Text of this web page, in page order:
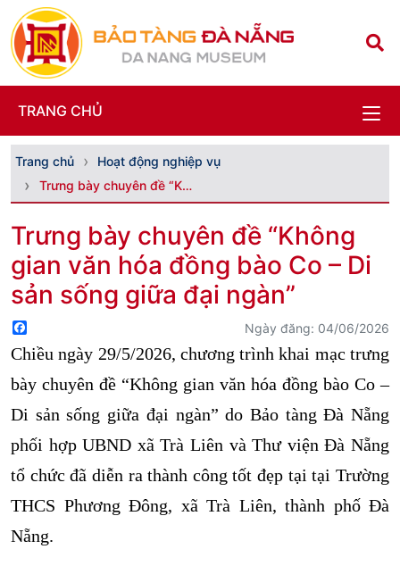
TRANG CHỦ
Trang chủ
Hoạt động nghiệp vụ
Trưng bày chuyên đề “Không gian văn hóa đồng bào C...
Trưng bày chuyên đề “Không
gian văn hóa đồng bào Co – Di
sản sống giữa đại ngàn”
Ngày đăng: 04/06/2026
Chiều ngày 29/5/2026, chương trình khai mạc trưng
bày chuyên đề “Không gian văn hóa đồng bào Co –
Di sản sống giữa đại ngàn” do Bảo tàng Đà Nẵng
phối hợp UBND xã Trà Liên và Thư viện Đà Nẵng
tổ chức đã diễn ra thành công tốt đẹp tại tại Trường
THCS Phương Đông, xã Trà Liên, thành phố Đà
Nẵng.